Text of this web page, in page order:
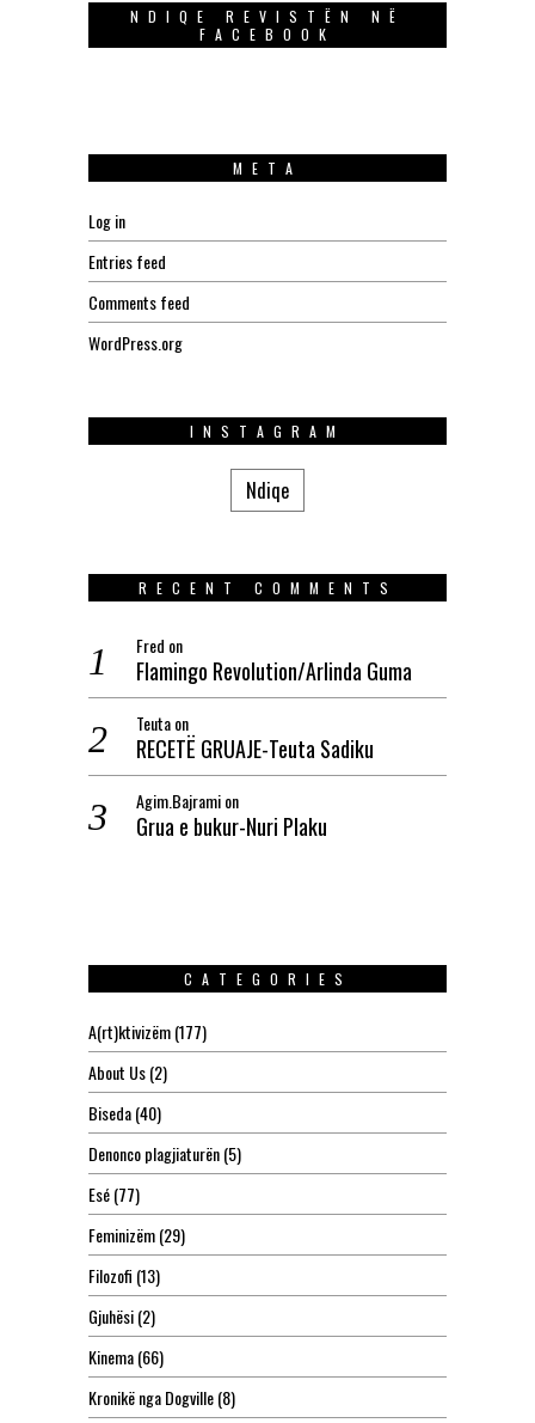
NDIQE REVISTËN NË
FACEBOOK
META
Log in
Entries feed
Comments feed
WordPress.org
INSTAGRAM
Ndiqe
RECENT COMMENTS
Fred on
Flamingo Revolution/Arlinda Guma
Teutaon
RECETË GRUAJE-Teuta Sadiku
Agim.Bajramion
Grua e bukur-Nuri Plaku
CATEGORIES
A(rt)ktivizëm(177)
About Us(2)
Biseda(40)
Denonco plagjiaturën(5)
Esé(77)
Feminizëm(29)
Filozofi (13)
Gjuhësi(2)
Kinema(66)
Kronikë nga Dogville(8)